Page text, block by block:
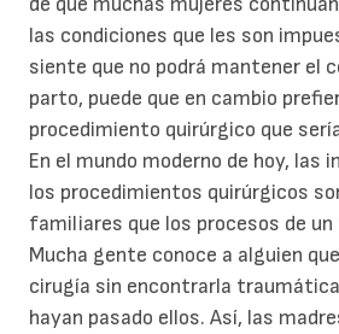
las condiciones que les son
siente que no podrá mantener el
parto, puede que en cambio
procedimiento quirúrgico que
En el mundo moderno de hoy, las
los procedimientos quirúrgicos
familiares que los procesos de
Mucha gente conoce a alguien
cirugía sin encontrarla
hayan pasado ellos. Así, las